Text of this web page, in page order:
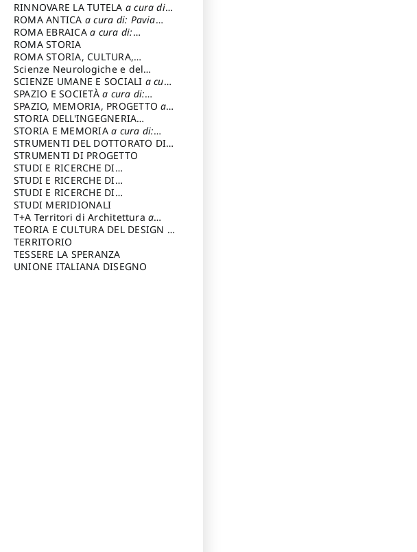
CENTRALE DEL RISORGIMENTOa
cura di: Pizzo Marco
RINNOVARE LA TUTELA a cura di:
Cicalò Enrico
ROMA ANTICA a cura di: Pavia
Carlo
ROMA EBRAICAa cura di:
Procaccia Claudio
ROMA STORIA
ROMA STORIA, CULTURA,
IMMAGINEa cura di: Fagiolo
Marcello
Scienze Neurologiche e del
Comportamento
SCIENZE UMANE E SOCIALI a cura
di: Iannizzi Salvatore
SPAZIO E SOCIETÀa cura di:
Cassetti Roberto
SPAZIO, MEMORIA, PROGETTOa
cura di: Rossi Massimo
STORIA DELL'INGEGNERIA
STRUTTURALE IN ITALIAa cura di:
Poretti Sergio
STORIA E MEMORIAa cura di:
Rossi Lauro
STRUMENTI DEL DOTTORATO DI
RICERCA IN RILIEVO E
RAPPRESENTAZIONE
DELL’ARCHITETTURA E
DELL’AMBIENTEa cura di: Migliari
Riccardo
STRUMENTI DI PROGETTO
STUDI E RICERCHE DI
ARCHEOLOGIA IN SICILIA
di: Pelagatti Paola
STUDI E RICERCHE DI
ARCHITETTURA del Dipartimento
di Architettura Università degli
Studi G. d' Annunzio
STUDI E RICERCHE DI
ARCHITETTURA del Dipartimento
di Architettura Università degli
Studi G. d' Annunzio, Chieti-
Pescaraa cura di: Fusero Paolo
STUDI MERIDIONALI
T+A Territori di Architetturaa
cura di: Ramazzotti Luigi
TEORIA E CULTURA DEL DESIGN a
cura di: Furlanis Giuseppe
TERRITORIO
TESSERE LA SPERANZA
UNIONE ITALIANA DISEGNO